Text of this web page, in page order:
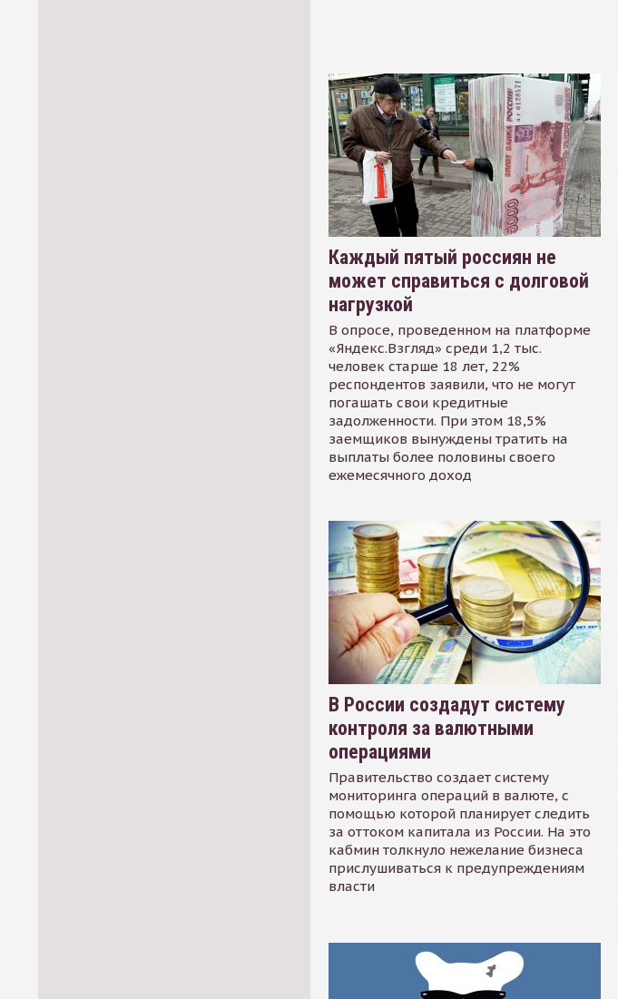
Каждый пятый россиян не
может справиться с долговой
нагрузкой
В опросе, проведенном на платформе
«Яндекс.Взгляд» среди 1,2 тыс.
человек старше 18 лет, 22%
респондентов заявили, что не могут
погашать свои кредитные
задолженности. При этом 18,5%
заемщиков вынуждены тратить на
выплаты более половины своего
ежемесячного доход
В России создадут систему
контроля за валютными
операциями
Правительство создает систему
мониторинга операций в валюте, с
помощью которой планирует следить
за оттоком капитала из России. На это
кабмин толкнуло нежелание бизнеса
прислушиваться к предупреждениям
власти